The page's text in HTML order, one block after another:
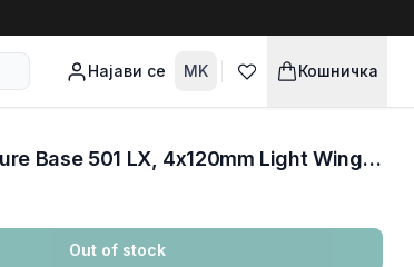
Најави се MK Кошничка
CASE BE QUIET! ATX Mid-Tower Pure Base 501 LX, 4x120mm Light Wings LX ARGB, Front mesh, ARGB/PWM controller, Black BGW78
Out of stock